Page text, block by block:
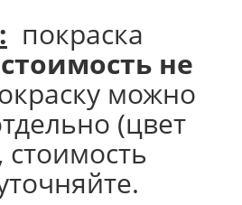
покраска
стоимость не
можно
(цвет